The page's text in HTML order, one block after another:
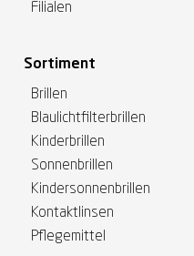
Filialen
Sortiment
Brillen
Blaulichtfilterbrillen
Kinderbrillen
Sonnenbrillen
Kindersonnenbrillen
Kontaktlinsen
Pflegemittel